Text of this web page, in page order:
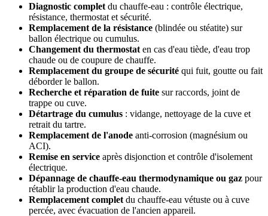
Diagnostic complet du chauffe-eau : contrôle électrique,
résistance, thermostat et sécurité.
Remplacement de la résistance (blindée ou stéatite) sur
ballon électrique ou cumulus.
Changement du thermostat en cas d'eau tiède, d'eau trop
chaude ou de coupure de chauffe.
Remplacement du groupe de sécurité qui fuit, goutte ou fait
déborder le ballon.
Recherche et réparation de fuite sur raccords, joint de
trappe ou cuve.
Détartrage du cumulus : vidange, nettoyage de la cuve et
retrait du tartre.
Remplacement de l'anode anti-corrosion (magnésium ou
ACI).
Remise en service après disjonction et contrôle d'isolement
électrique.
Dépannage de chauffe-eau thermodynamique ou gaz pour
rétablir la production d'eau chaude.
Remplacement complet du chauffe-eau vétuste ou à cuve
percée, avec évacuation de l'ancien appareil.